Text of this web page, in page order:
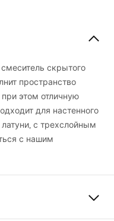
скрытого
пространство
этом отличную
для настенного
с трехслойным
с нашим